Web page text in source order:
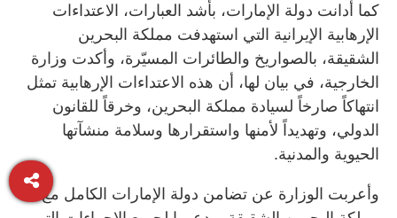
كما أدانت دولة الإمارات، بأشد العبارات، الاعتداءات
الإرهابية الإيرانية التي استهدفت مملكة البحرين
الشقيقة، بالصواريخ والطائرات المسيّرة، وأكدت وزارة
الخارجية، في بيان لها، أن هذه الاعتداءات الإرهابية تمثل
انتهاكاً صارخاً لسيادة مملكة البحرين، وخرقاً للقانون
الدولي، وتهديداً لأمنها واستقرارها وسلامة منشآتها
الحيوية والمدنية.
وأعربت الوزارة عن تضامن دولة الإمارات الكامل مع